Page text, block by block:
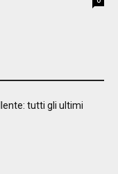
tutti gli ultimi